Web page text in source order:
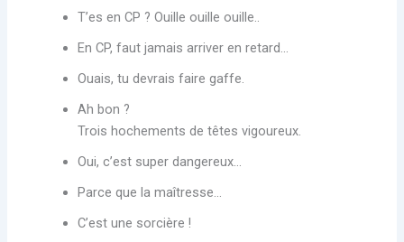
T’es en CP ? Ouille ouille ouille..
En CP, faut jamais arriver en retard…
Ouais, tu devrais faire gaffe.
Ah bon ?
Trois hochements de têtes vigoureux.
Oui, c’est super dangereux…
Parce que la maîtresse…
C’est une sorcière !